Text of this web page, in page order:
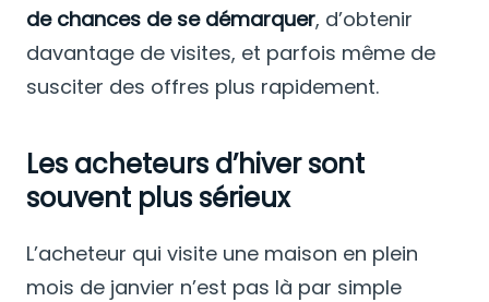
de chances de se démarquer, d’obtenir
davantage de visites, et parfois même de
susciter des offres plus rapidement.
Les acheteurs d’hiver sont
souvent plus sérieux
L’acheteur qui visite une maison en plein
mois de janvier n’est pas là par simple